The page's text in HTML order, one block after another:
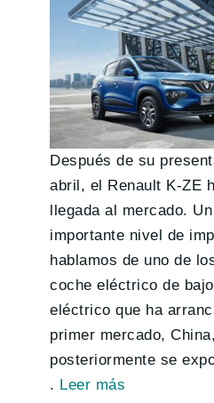
Después de su
abril, el Renault K-ZE
llegada al mercado.
importante nivel de
hablamos de uno de
coche eléctrico de
eléctrico que ha
primer mercado,
posteriormente se
. Leer más